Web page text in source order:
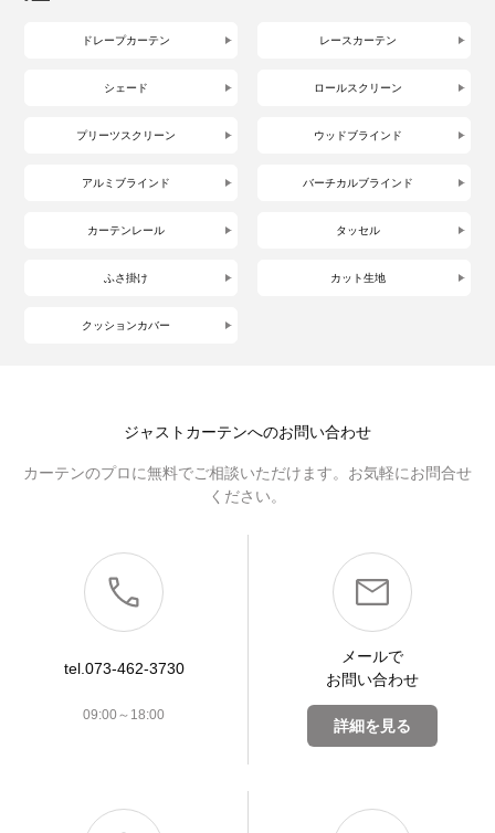
ドレープカーテン レースカーテン
シェード ロールスクリーン
プリーツスクリーン ウッドブラインド
アルミブラインド バーチカルブラインド
カーテンレール タッセル
ふさ掛け カット生地
クッションカバー
ジャストカーテンへのお問い合わせ
カーテンのプロに無料でご相談いただけます。お気軽にお問合せ
ください。
tel.073-462-3730
09:00～18:00
メールで
お問い合わせ
詳細を見る